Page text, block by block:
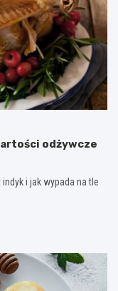
odżywcze
i jak wypada na tle